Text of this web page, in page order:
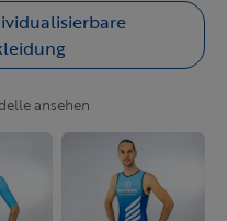
ansehen